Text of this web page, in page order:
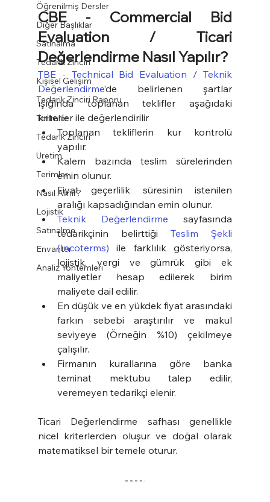
Öğrenilmiş Dersler
Diğer Başlıklar
Satınalma
Tedarik Zinciri
Kişisel Gelişim
Tedarik Zinciri Raporu
Terimler
Tedarik Zinciri
Üretim
Terimler
Nasıl Alınır?
Lojistik
Satınalma
Envanter
Analiz Yöntemleri
CBE - Commercial Bid
Evaluation / Ticari
Değerlendirme Nasıl Yapılır?
TBE - Technical Bid Evaluation / Teknik
Değerlendirme’de belirlenen şartlar
ışığında toplanan teklifler aşağıdaki
kriterler ile değerlendirilir
Toplanan tekliflerin kur kontrolü
yapılır.
Kalem bazında teslim sürelerinden
emin olunur.
Fiyat geçerlilik süresinin istenilen
aralığı kapsadığından emin olunur.
Teknik Değerlendirme sayfasında
tedarikçinin belirttiği Teslim Şekli
(Incoterms) ile farklılık gösteriyorsa,
lojistik, vergi ve gümrük gibi ek
maliyetler hesap edilerek birim
maliyete dail edilir.
En düşük ve en yükdek fiyat arasındaki
farkın sebebi araştırılır ve makul
seviyeye (Örneğin %10) çekilmeye
çalışılır.
Firmanın kurallarına göre banka
teminat mektubu talep edilir,
veremeyen tedarikçi elenir.
Ticari Değerlendirme safhası genellikle
nicel kriterlerden oluşur ve doğal olarak
matematiksel bir temele oturur.